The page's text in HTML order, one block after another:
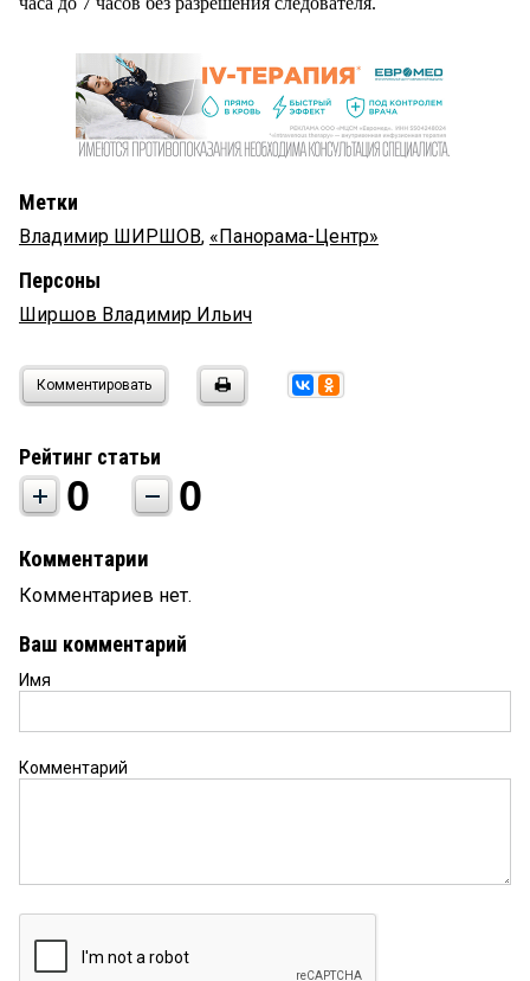
Метки
Владимир ШИРШОВ, «Панорама-Центр»
Персоны
Ширшов Владимир Ильич
Комментировать
Рейтинг статьи
0 0
Комментарии
Комментариев нет.
Ваш комментарий
Имя
Комментарий